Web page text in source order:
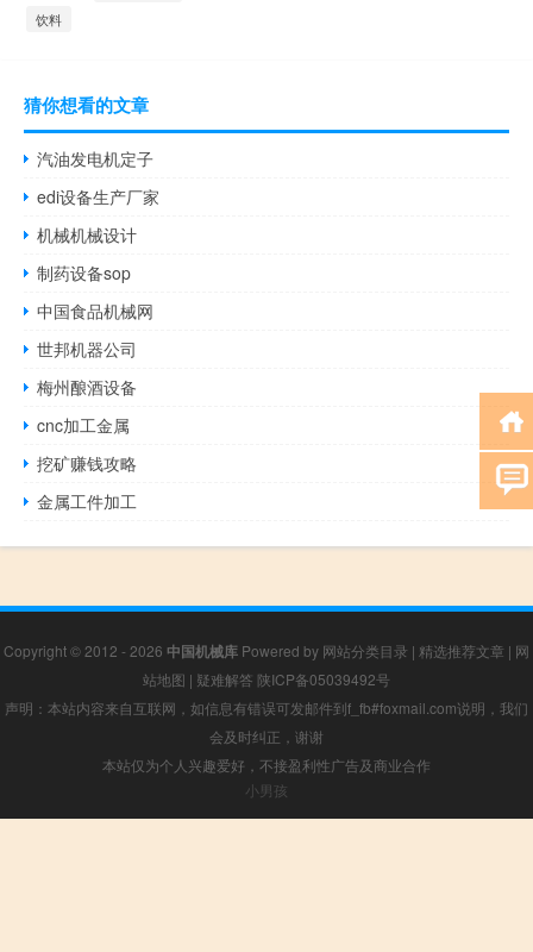
饮料
猜你想看的文章
汽油发电机定子
edi设备生产厂家
机械机械设计
制药设备sop
中国食品机械网
世邦机器公司
梅州酿酒设备
cnc加工金属
挖矿赚钱攻略
金属工件加工
Copyright © 2012 - 2026 中国机械库 Powered by 网站分类目录 | 精选推荐文章 | 网
站地图 | 疑难解答 陕ICP备05039492号
声明：本站内容来自互联网，如信息有错误可发邮件到f_fb#foxmail.com说明，我们
会及时纠正，谢谢
本站仅为个人兴趣爱好，不接盈利性广告及商业合作
小男孩